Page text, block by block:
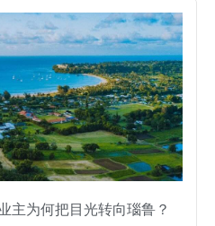
主为何把目光转向瑙鲁？